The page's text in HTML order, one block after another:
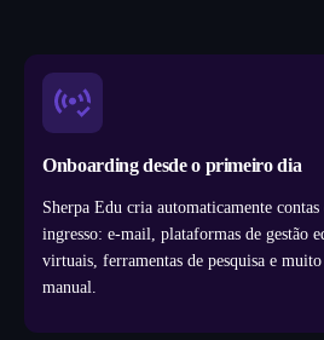
Onboarding desde o primeiro dia
Sherpa Edu cria automaticamente contas
ingresso: e-mail, plataformas de gestão
virtuais, ferramentas de pesquisa e
manual.